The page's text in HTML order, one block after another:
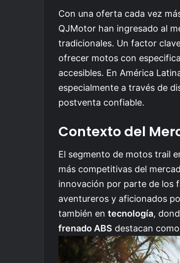
Con una oferta cada vez
QJMotor han ingresado al
tradicionales. Un factor
ofrecer motos con
accesibles. En América
especialmente a través de
postventa confiable.
Contexto del
El segmento de motos trail
más competitivas del
innovación por parte de los
aventureros y aficionados
también en tecnología,
frenado ABS destacan